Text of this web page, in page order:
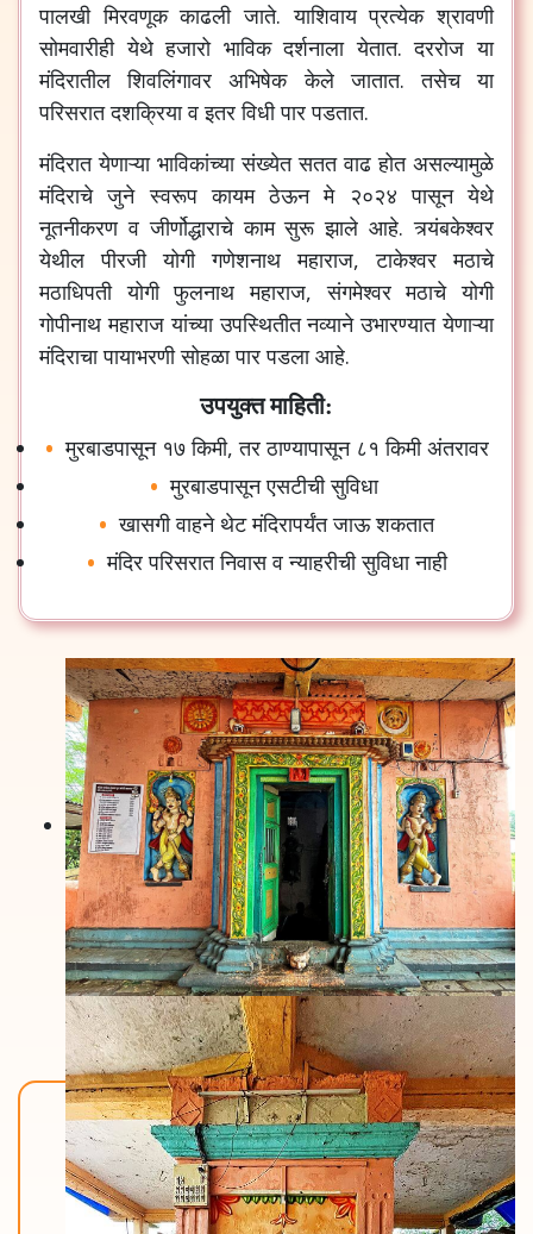
पालखी मिरवणूक काढली जाते.याशिवाय प्रत्येक श्रावणी
सोमवारीही येथे हजारो भाविक दर्शनाला येतात.दररोज या
मंदिरातील शिवलिंगावर अभिषेक केले जातात.तसेच या
परिसरात दशक्रिया व इतर विधी पार पडतात.
मंदिरात येणाऱ्या भाविकांच्या संख्येत सतत वाढ होत असल्यामुळे
मंदिराचे जुने स्वरूप कायम ठेऊन मे २०२४ पासून येथे
नूतनीकरण व जीर्णोद्धाराचे काम सुरू झाले आहे.त्र्यंबकेश्वर
येथील पीरजी योगी गणेशनाथ महाराज,टाकेश्वर मठाचे
मठाधिपती योगी फुलनाथ महाराज,संगमेश्वर मठाचे योगी
गोपीनाथ महाराज यांच्या उपस्थितीत नव्याने उभारण्यात येणाऱ्या
मंदिराचा पायाभरणी सोहळा पार पडला आहे.
उपयुक्त माहिती:
मुरबाडपासून १७ किमी,तर ठाण्यापासून ८१ किमी अंतरावर
मुरबाडपासून एसटीची सुविधा
खासगी वाहने थेट मंदिरापर्यंत जाऊ शकतात
मंदिर परिसरात निवास व न्याहरीची सुविधा नाही